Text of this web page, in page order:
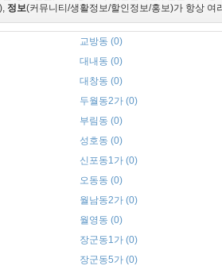
정보(커뮤니티/생활정보/할인정보/홍보)가 항상 여
교방동 (0)
대내동 (0)
대창동 (0)
두월동2가 (0)
부림동 (0)
성호동 (0)
신포동1가 (0)
오동동 (0)
월남동2가 (0)
월영동 (0)
장군동1가 (0)
장군동5가 (0)